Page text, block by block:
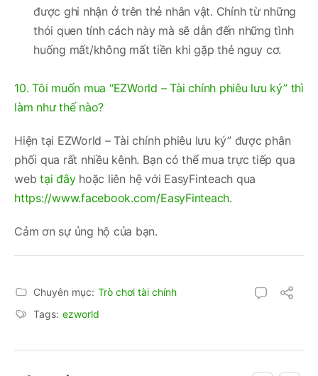
được ghi nhận ở trên thẻ nhân vật. Chính từ những
thói quen tính cách này mà sẽ dẫn đến những tình
huống mất/không mất tiền khi gặp thẻ nguy cơ.
10. Tôi muốn mua “EZWorld – Tài chính phiêu lưu ký” thì
làm như thế nào?
Hiện tại EZWorld – Tài chính phiêu lưu ký” được phân
phối qua rất nhiều kênh. Bạn có thể mua trực tiếp qua
webtại đây hoặc liên hệ với EasyFinteach qua
https://www.facebook.com/EasyFinteach.
Cảm ơn sự ủng hộ của bạn.
Chuyên mục: Trò chơi tài chính
Tags: ezworld